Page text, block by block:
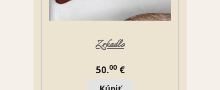
Zrkadlo
50.00€